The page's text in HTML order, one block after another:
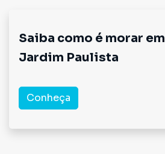
Saiba como é morar em
Jardim Paulista
Conheça